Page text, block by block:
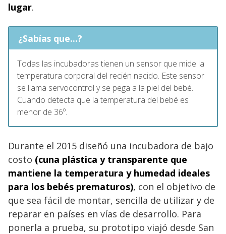
lugar.
¿Sabías que...?
Todas las incubadoras tienen un sensor que mide la
temperatura corporal del recién nacido. Este sensor
se llama servocontrol y se pega a la piel del bebé.
Cuando detecta que la temperatura del bebé es
menor de 36º.
Durante el 2015 diseñó una incubadora de bajo
costo (cuna plástica y transparente que
mantiene la temperatura y humedad ideales
para los bebés prematuros), con el objetivo de
que sea fácil de montar, sencilla de utilizar y de
reparar en países en vías de desarrollo. Para
ponerla a prueba, su prototipo viajó desde San